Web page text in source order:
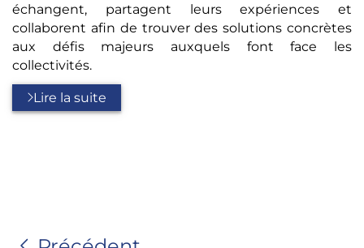
échangent, partagent leurs expériences et
collaborent afin de trouver des solutions concrètes
aux défis majeurs auxquels font face les
collectivités.
Lire la suite